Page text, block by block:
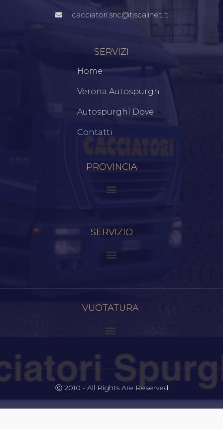
cacciatori.snc@tiscalinet.it
SERVIZI
Home
Verona Autospurghi
Autospurghi Dove
Contatti
PROVINCIA
SERVIZIO
VUOTATURA
Ⓒ 2010 - All Rights Are Reserved